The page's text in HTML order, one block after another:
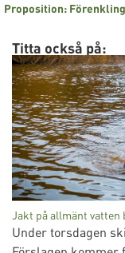
Proposition:
Titta också på:
Jakt på allmänt
Under torsdagen